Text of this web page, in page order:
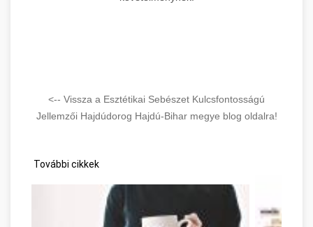
<-- Vissza a Esztétikai Sebészet Kulcsfontosságú
Jellemzői Hajdúdorog Hajdú-Bihar megye blog oldalra!
További cikkek